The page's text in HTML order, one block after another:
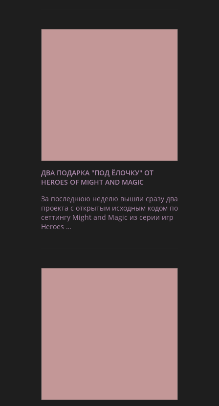
ДВА ПОДАРКА "ПОД ЁЛОЧКУ" ОТ
HEROES OF MIGHT AND MAGIC
За последнюю неделю вышли сразу два
проекта с открытым исходным кодом по
сеттингу Might and Magic из серии игр
Heroes …